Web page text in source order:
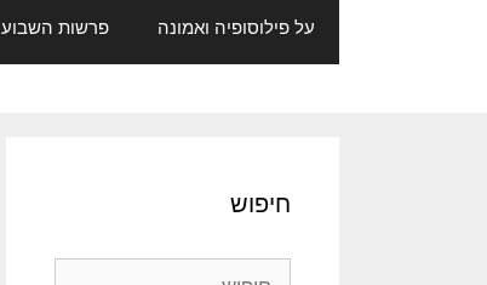
על פילוסופיה ואמונה פרשות השבוע
חיפוש